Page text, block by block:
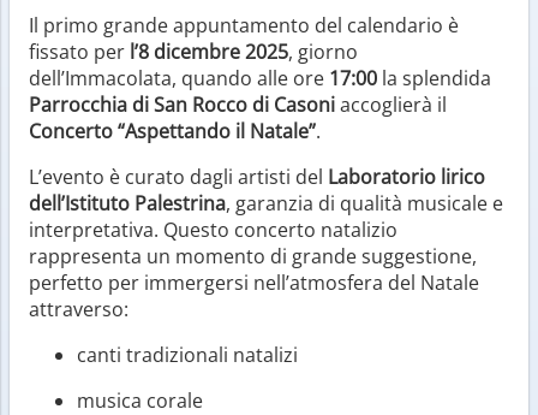
Il primo grande appuntamento del calendario è
fissato per l’8 dicembre 2025, giorno
dell’Immacolata, quando alle ore 17:00 la splendida
Parrocchia di San Rocco di Casoniaccoglierà il
Concerto “Aspettando il Natale”.
L’evento è curato dagli artisti del Laboratorio lirico
dell’Istituto Palestrina, garanzia di qualità musicale e
interpretativa. Questo concerto natalizio
rappresenta un momento di grande suggestione,
perfetto per immergersi nell’atmosfera del Natale
attraverso:
canti tradizionali natalizi
musica corale